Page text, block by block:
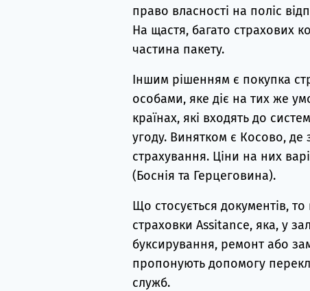
право власності на поліс
На щастя, багато страхових
частина пакету.
Іншим рішенням є покупка
особами, яке діє на тих же
країнах, які входять до
угоду. Винятком є ​​Косово, де
страхування. Ціни на них
(Боснія та Герцеговина).
Що стосується документів,
страховки Assitance, яка, у
буксирування, ремонт або
пропонують допомогу
служб.